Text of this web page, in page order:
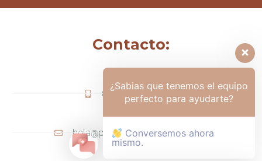
Contacto:
(+57) 317-6006425
hola@psicologamariapaula.com
¿Sabias que tenemos el equipo
perfecto para ayudarte?
Conversemos ahora
mismo.